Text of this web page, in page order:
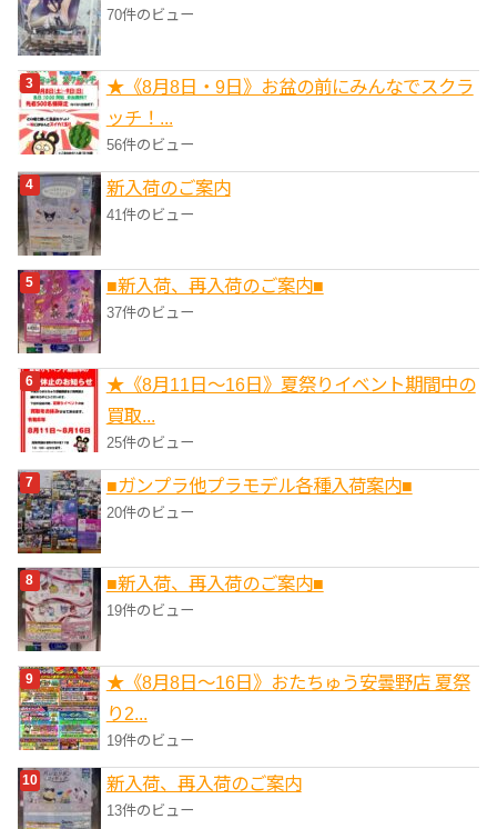
70件のビュー
★《8月8日・9日》お盆の前にみんなでスクラ
ッチ！...
56件のビュー
新入荷のご案内
41件のビュー
■新入荷、再入荷のご案内■
37件のビュー
★《8月11日～16日》夏祭りイベント期間中の
買取...
25件のビュー
■ガンプラ他プラモデル各種入荷案内■
20件のビュー
■新入荷、再入荷のご案内■
19件のビュー
★《8月8日～16日》おたちゅう安曇野店 夏祭
り2...
19件のビュー
新入荷、再入荷のご案内
13件のビュー